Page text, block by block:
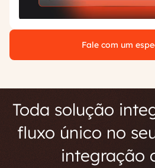
Fale com um
Toda solução
fluxo único no
integração